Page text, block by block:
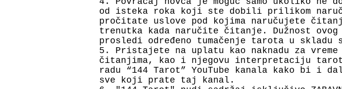
od isteka roka koji ste dobili prilikom
pročitate uslove pod kojima naručujete
trenutka kada naručite čitanje. Dužnost
prosledi određeno tumačenje tarota u skladu
5. Pristajete na uplatu kao naknadu za
čitanjima, kao i njegovu interpretaciju
radu “144 Tarot” YouTube kanala kako bi i
sve koji prate taj kanal.